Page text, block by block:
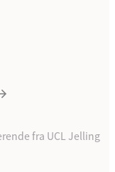
fra UCL Jelling